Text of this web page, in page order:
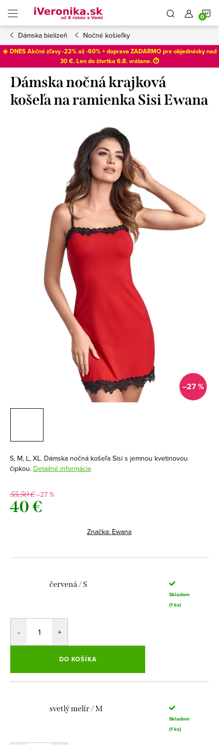
obsah
Dámska bielizeň Nočné košieľky
☀️ DNES Akčné zľavy -22% až -60% + doprava ZADARMO pre objednávky nad
30 €. Len doštvrtka 6.8. vrátane. ⏱️
Dámska nočná krajková
košeľa na ramienka Sisi Ewana
–27 %
S, M, L, XL. Dámska nočná košeľa Sisi s jemnou kvetinovou
čipkou. Detailné informácie
55,50 €–27 %
40 €
Značka: Ewana
červená / S
Skladom
(1 ks)
DO KOŠÍKA
svetlý melír / M
Skladom
(1 ks)